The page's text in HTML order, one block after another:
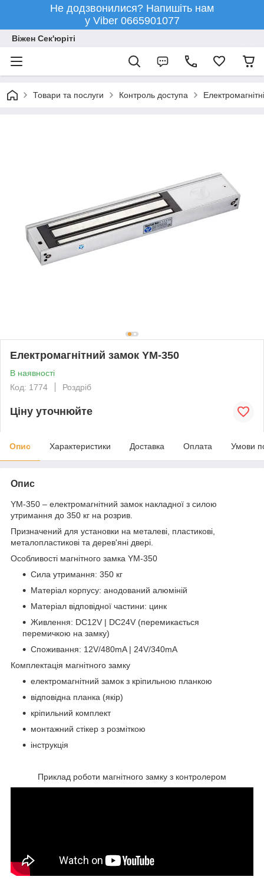
Не додзвонилися? Напишіть нам
у Viber 0665901077
Віжен Сек'юріті
Товари та послуги Контроль доступа
Електромагнітний замок YM-350
В наявності
Код: 1774
Роздріб
Ціну уточнюйте
Опис Характеристики Доставка Оплата Умови
Опис
YM-350 – електромагнітний замок накладної з силою
утримання до 350 кг на розрив.
Призначений для установки на металеві, пластикові,
металопластикові та дерев'яні двері.
Особливості магнітного замка YM-350
Сила утримання: 350 кг
Матеріал корпусу: анодований алюміній
Матеріал відповідної частини: цинк
Живлення: DC12V | DC24V (перемикається
перемичкою на замку)
Споживання: 12V/480mA | 24V/340mA
Комплектація магнітного замку
електромагнітний замок з кріпильною планкою
відповідна планка (якір)
кріпильний комплект
монтажний стікер з розміткою
інструкція
Приклад роботи магнітного замку з контролером